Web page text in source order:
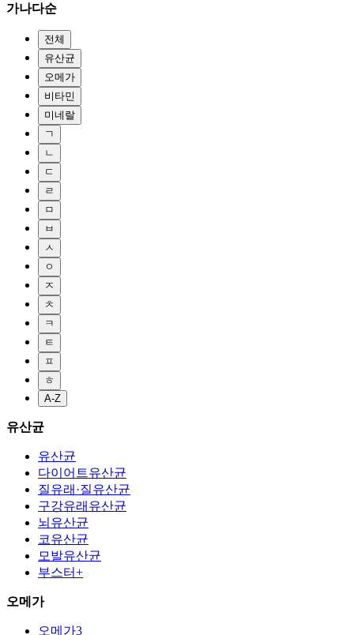
가나다순
전체
유산균
오메가
비타민
미네랄
ㄱ
ㄴ
ㄷ
ㄹ
ㅁ
ㅂ
ㅅ
ㅇ
ㅈ
ㅊ
ㅋ
ㅌ
ㅍ
ㅎ
A-Z
유산균
유산균
다이어트유산균
질유래·질유산균
구강유래유산균
뇌유산균
코유산균
모발유산균
부스터+
오메가
오메가3